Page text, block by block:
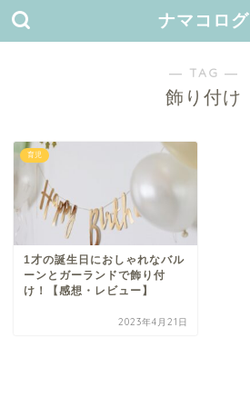
ナマコログ
― TAG ―
飾り付け
育児
1才の誕生日におしゃれなバル
ーンとガーランドで飾り付
け！【感想・レビュー】
2023年4月21日